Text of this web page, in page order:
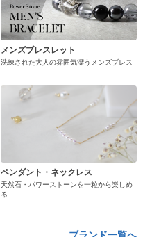
メンズブレスレット
洗練された大人の雰囲気漂うメンズブレス
ペンダント・ネックレス
天然石・パワーストーンを一粒から楽しめ
る
ブランド一覧へ